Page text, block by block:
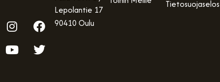
Lepolantie 17
90410 Oulu